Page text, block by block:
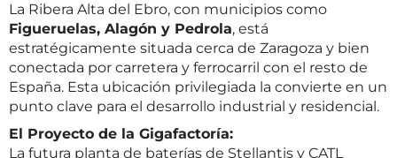
La Ribera Alta del Ebro, con municipios como
Figueruelas, Alagón y Pedrola, está
estratégicamente situada cerca de Zaragoza y bien
conectada por carretera y ferrocarril con el resto de
España. Esta ubicación privilegiada la convierte en un
punto clave para el desarrollo industrial y residencial.
El Proyecto de la Gigafactoría:
La futura planta de baterías de Stellantis y CATL